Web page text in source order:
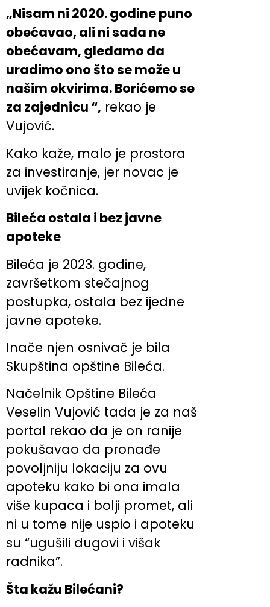
„Nisam ni 2020. godine puno
obećavao, ali ni sada ne
obećavam, gledamo da
uradimo ono što se može u
našim okvirima. Borićemo se
za zajednicu “, rekao je
Vujović.
Kako kaže, malo je prostora
za investiranje, jer novac je
uvijek kočnica.
Bileća ostala i bez javne
apoteke
Bileća je 2023. godine,
završetkom stečajnog
postupka, ostala bez ijedne
javne apoteke.
Inače njen osnivač je bila
Skupština opštine Bileća.
Načelnik Opštine Bileća
Veselin Vujović tada je za naš
portal rekao da je on ranije
pokušavao da pronađe
povoljniju lokaciju za ovu
apoteku kako bi ona imala
više kupaca i bolji promet, ali
ni u tome nije uspio i apoteku
su “ugušili dugovi i višak
radnika”.
Šta kažu Bilećani?